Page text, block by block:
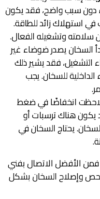
دون سبب واضح، فقد يكون
استهلاك زائد للطاقة.
وتشغيله الفعال.
السخان يصدر ضوضاء غير
التشغيل، فقد يشير ذلك
للسخان. يجب
انخفاضًا في ضغط
يكون هناك ترسبات أو
يحتاج السخان في
الأفضل الاتصال بفني
وإصلاح السخان بشكل